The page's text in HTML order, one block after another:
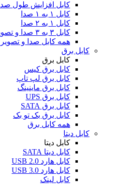
کابل افزایش طول صدا
کابل ۱ به ۱ صدا
کابل ۱ به ۲ صدا
کابل ۳ به ۳ صدا و تصویر
همه کابل صدا و تصویر
کابل برق
کابل برق
کابل برق کیس
کابل برق لپ تاپ
کابل برق ماینینگ
کابل برق UPS
کابل برق SATA
کابل برق بک تو بک
همه کابل برق
کابل دیتا
کابل دیتا
کابل دیتا SATA
کابل هارد USB 2.0
کابل هارد USB 3.0
کابل لینک